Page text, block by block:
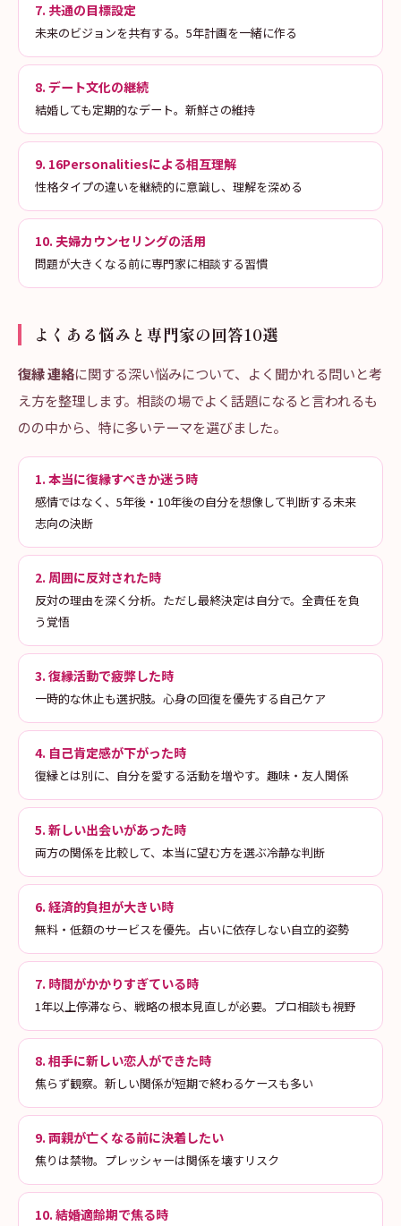
7. 共通の目標設定
未来のビジョンを共有する。5年計画を一緒に作る
8. デート文化の継続
結婚しても定期的なデート。新鮮さの維持
9. 16Personalitiesによる相互理解
性格タイプの違いを継続的に意識し、理解を深める
10. 夫婦カウンセリングの活用
問題が大きくなる前に専門家に相談する習慣
よくある悩みと専門家の回答10選
復縁 連絡に関する深い悩みについて、よく聞かれる問いと考
え方を整理します。相談の場でよく話題になると言われるも
のの中から、特に多いテーマを選びました。
1. 本当に復縁すべきか迷う時
感情ではなく、5年後・10年後の自分を想像して判断する未来
志向の決断
2. 周囲に反対された時
反対の理由を深く分析。ただし最終決定は自分で。全責任を負
う覚悟
3. 復縁活動で疲弊した時
一時的な休止も選択肢。心身の回復を優先する自己ケア
4. 自己肯定感が下がった時
復縁とは別に、自分を愛する活動を増やす。趣味・友人関係
5. 新しい出会いがあった時
両方の関係を比較して、本当に望む方を選ぶ冷静な判断
6. 経済的負担が大きい時
無料・低額のサービスを優先。占いに依存しない自立的姿勢
7. 時間がかかりすぎている時
1年以上停滞なら、戦略の根本見直しが必要。プロ相談も視野
8. 相手に新しい恋人ができた時
焦らず観察。新しい関係が短期で終わるケースも多い
9. 両親が亡くなる前に決着したい
焦りは禁物。プレッシャーは関係を壊すリスク
10. 結婚適齢期で焦る時